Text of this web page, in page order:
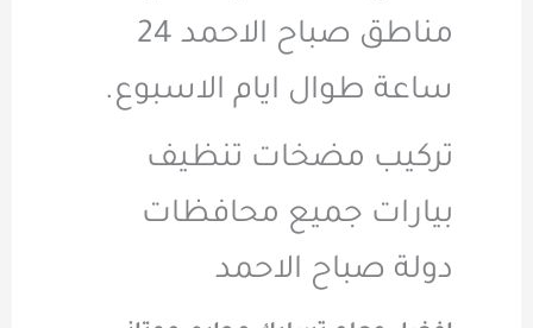
مناطق صباح الاحمد 24
ساعة طوال ايام الاسبوع.
تركيب مضخات تنظيف
بيارات جميع محافظات
دولة صباح الاحمد